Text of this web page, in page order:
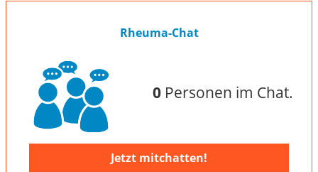
Rheuma-Chat
0Personen im Chat.
Jetzt mitchatten!